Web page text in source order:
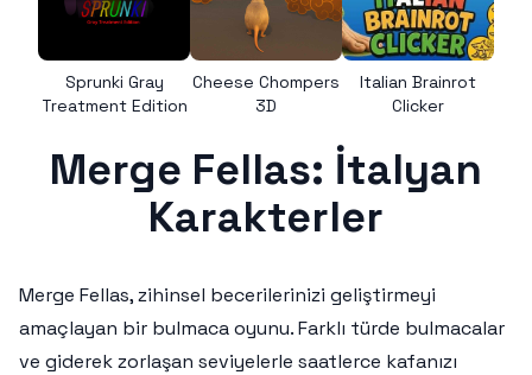
Sprunki Gray
Treatment Edition
Cheese Chompers
3D
Italian Brainrot
Clicker
Merge Fellas: İtalyan
Karakterler
Merge Fellas, zihinsel becerilerinizi geliştirmeyi
amaçlayan bir bulmaca oyunu. Farklı türde bulmacalar
ve giderek zorlaşan seviyelerle saatlerce kafanızı